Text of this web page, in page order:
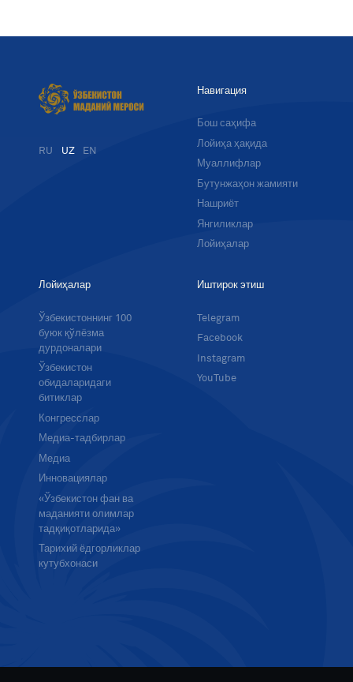
RU UZ EN
Навигация
Бош саҳифа
Лойиҳа ҳақида
Муаллифлар
Бутунжаҳон жамияти
Нашриёт
Янгиликлар
Лойиҳалар
Лойиҳалар
Ўзбекистоннинг 100
буюк қўлёзма
дурдоналари
Ўзбекистон
обидаларидаги
битиклар
Конгресслар
Медиа-тадбирлар
Медиа
Инновациялар
«Ўзбекистон фан ва
маданияти олимлар
тадқиқотларида»
Тарихий ёдгорликлар
кутубхонаси
Иштирок этиш
Telegram
Facebook
Instagram
YouTube